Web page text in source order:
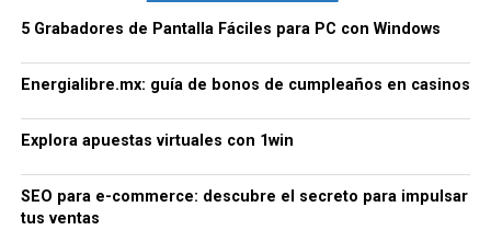
5 Grabadores de Pantalla Fáciles para PC con Windows
Energialibre.mx: guía de bonos de cumpleaños en casinos
Explora apuestas virtuales con 1win
SEO para e-commerce: descubre el secreto para impulsar
tus ventas